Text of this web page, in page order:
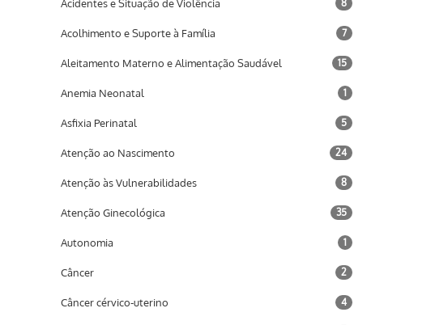
Acidentes e Situação de Violência 8
Acolhimento e Suporte à Família 7
Aleitamento Materno e Alimentação Saudável 15
Anemia Neonatal 1
Asfixia Perinatal 5
Atenção ao Nascimento 24
Atenção às Vulnerabilidades 8
Atenção Ginecológica 35
Autonomia 1
Câncer 2
Câncer cérvico-uterino 4